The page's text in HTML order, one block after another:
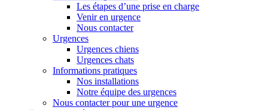
Les étapes d’une prise en charge
Venir en urgence
Nous contacter
Urgences
Urgences chiens
Urgences chats
Informations pratiques
Nos installations
Notre équipe des urgences
Nous contacter pour une urgence